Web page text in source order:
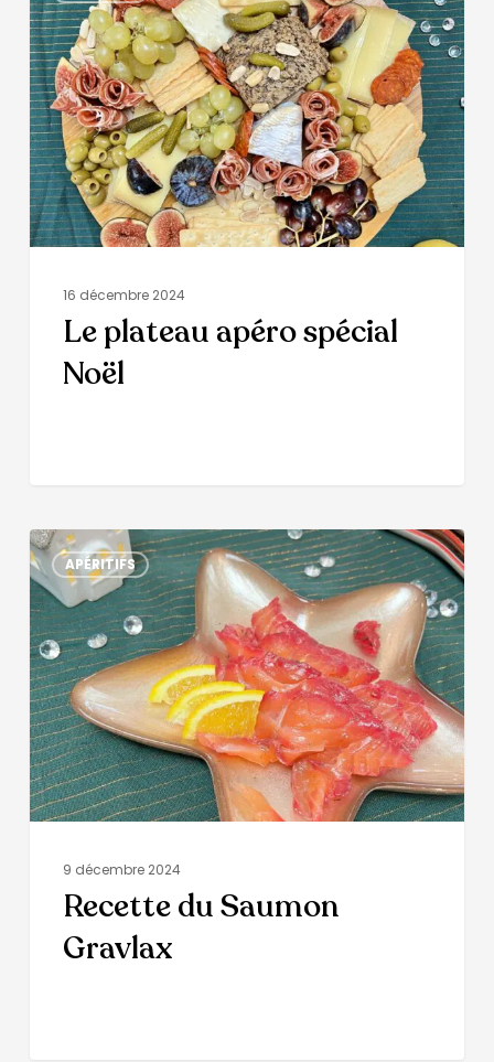
16 décembre 2024
Le plateau apéro spécial
Noël
APÉRITIFS
9 décembre 2024
Recette du Saumon
Gravlax